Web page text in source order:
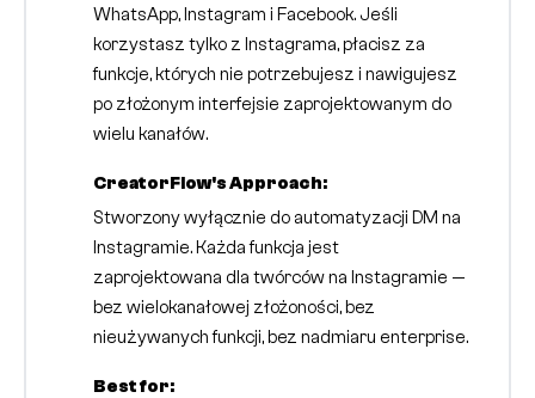
WhatsApp, Instagram i Facebook. Jeśli
korzystasz tylko z Instagrama, płacisz za
funkcje, których nie potrzebujesz i nawigujesz
po złożonym interfejsie zaprojektowanym do
wielu kanałów.
CreatorFlow's Approach:
Stworzony wyłącznie do automatyzacji DM na
Instagramie. Każda funkcja jest
zaprojektowana dla twórców na Instagramie —
bez wielokanałowej złożoności, bez
nieużywanych funkcji, bez nadmiaru enterprise.
Best for: